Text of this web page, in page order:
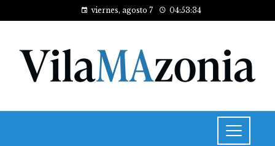
viernes, agosto 7 04:53:34